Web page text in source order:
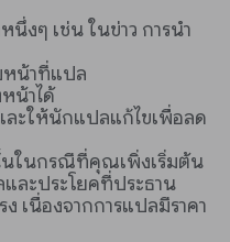
งๆ เช่น ในข่าว การนำ
หน้าที่แปล
น้าได้
ะให้นักแปลแก้ไขเพื่อลด
นในกรณีที่คุณเพิ่งเริ่มต้น
ละประโยคที่ประธาน
เนื่องจากการแปลมีราคา